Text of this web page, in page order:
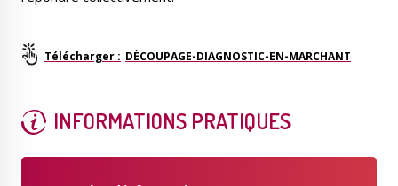
DÉCOUPAGE-DIAGNOSTIC-EN-MARCHANT
INFORMATIONS PRATIQUES